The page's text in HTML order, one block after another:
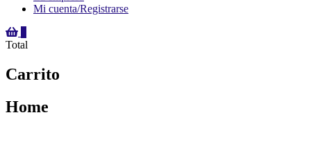
Mi cuenta/Registrarse
Total
Carrito
Home